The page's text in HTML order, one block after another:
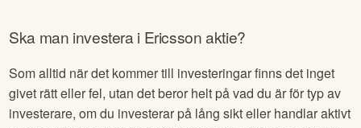
Ska man investera i Ericssonaktie?
Som alltid när det kommer till investeringar finns det inget
givet rätt eller fel, utan det beror helt på vad du är för typ av
investerare, om du investerar på lång sikt eller handlar aktivt